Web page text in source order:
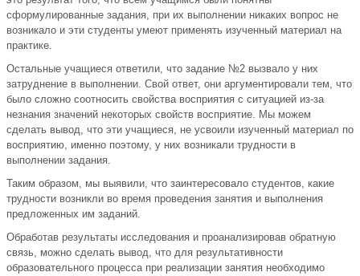
сформулированные задания, при их выполнении никаких вопрос не
возникало и эти студенты умеют применять изученный материал на
практике.
Остальные учащиеся ответили, что задание №2 вызвало у них
затруднение в выполнении. Свой ответ, они аргументировали тем, что
было сложно соотносить свойства восприятия с ситуацией из-за
незнания значений некоторых свойств восприятие. Мы можем
сделать вывод, что эти учащиеся, не усвоили изученный материал по
восприятию, именно поэтому, у них возникали трудности в
выполнении задания.
Таким образом, мы выявили, что заинтересовало студентов, какие
трудности возникли во время проведения занятия и выполнения
предложенных им заданий.
Обработав результаты исследования и проанализировав обратную
связь, можно сделать вывод, что для результативности
образовательного процесса при реализации занятия необходимо